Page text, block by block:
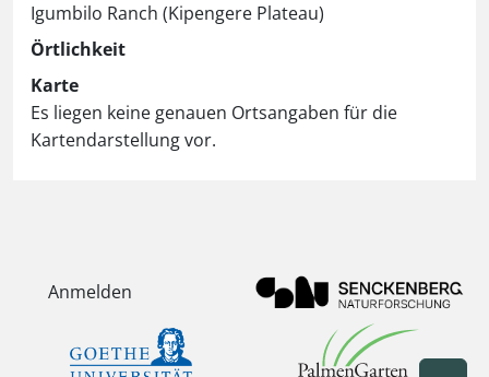
Igumbilo Ranch (Kipengere Plateau)
Örtlichkeit
Karte
Es liegen keine genauen Ortsangaben für die
Kartendarstellung vor.
Anmelden